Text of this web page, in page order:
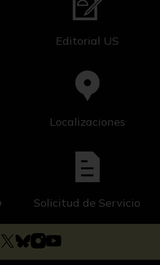
Editorial US
Localizaciones
Solicitud de Servicio